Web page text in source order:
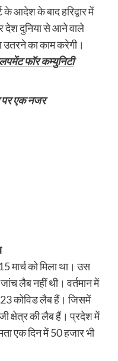
के आदेश के बाद हरिद्वार में
देश दुनिया से आने वाले
उतरने का काम करेगी।
फॉर कम्युनिटी
पर एक नजर
मार्च को मिला था। उस
लैब नहीं थी। वर्तमान में
कोविड लैब हैं। जिसमें
क्षेत्र की लैब हैं। प्रदेश में
एक दिन में 50 हजार भी